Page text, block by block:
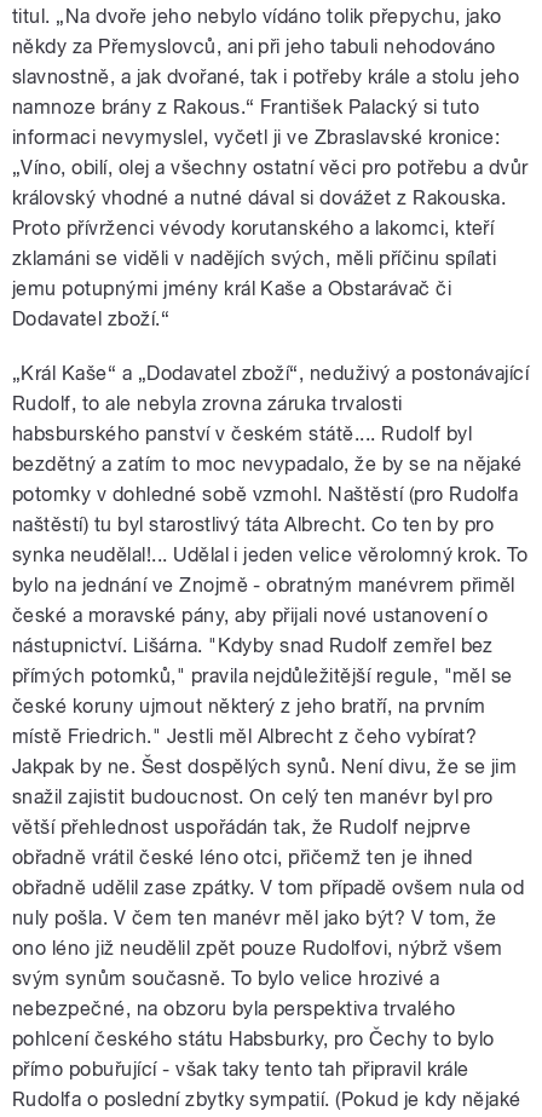
titul. „Na dvoře jeho nebylo vídáno tolik přepychu, jako
někdy za Přemyslovců, ani při jeho tabuli nehodováno
slavnostně, a jak dvořané, tak i potřeby krále a stolu jeho
namnoze brány z Rakous.“ František Palacký si tuto
informaci nevymyslel, vyčetl ji ve Zbraslavské kronice:
„Víno, obilí, olej a všechny ostatní věci pro potřebu a dvůr
královský vhodné a nutné dával si dovážet z Rakouska.
Proto přívrženci vévody korutanského a lakomci, kteří
zklamáni se viděli v nadějích svých, měli příčinu spílati
jemu potupnými jmény král Kaše a Obstarávač či
Dodavatel zboží.“
„Král Kaše“ a „Dodavatel zboží“, neduživý a postonávající
Rudolf, to ale nebyla zrovna záruka trvalosti
habsburského panství v českém státě.... Rudolf byl
bezdětný a zatím to moc nevypadalo, že by se na nějaké
potomky v dohledné sobě vzmohl. Naštěstí (pro Rudolfa
naštěstí) tu byl starostlivý táta Albrecht. Co ten by pro
synka neudělal!... Udělal i jeden velice věrolomný krok. To
bylo na jednání ve Znojmě - obratným manévrem přiměl
české a moravské pány, aby přijali nové ustanovení o
nástupnictví. Lišárna. "Kdyby snad Rudolf zemřel bez
přímých potomků," pravila nejdůležitější regule, "měl se
české koruny ujmout některý z jeho bratří, na prvním
místě Friedrich." Jestli měl Albrecht z čeho vybírat?
Jakpak by ne. Šest dospělých synů. Není divu, že se jim
snažil zajistit budoucnost. On celý ten manévr byl pro
větší přehlednost uspořádán tak, že Rudolf nejprve
obřadně vrátil české léno otci, přičemž ten je ihned
obřadně udělil zase zpátky. V tom případě ovšem nula od
nuly pošla. V čem ten manévr měl jako být? V tom, že
ono léno již neudělil zpět pouze Rudolfovi, nýbrž všem
svým synům současně. To bylo velice hrozivé a
nebezpečné, na obzoru byla perspektiva trvalého
pohlcení českého státu Habsburky, pro Čechy to bylo
přímo pobuřující - však taky tento tah připravil krále
Rudolfa o poslední zbytky sympatií. (Pokud je kdy nějaké